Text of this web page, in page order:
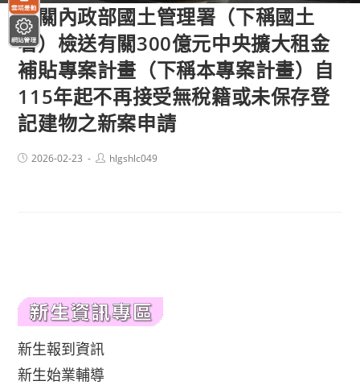
有關內政部國土管理署（下稱國土
署）檢送有關300億元中央擴大租金
補貼專案計畫（下稱本專案計畫）自
115年起不再接受無稅籍或未保存登
記建物之新案申請
Post2026-02-23
Posthlgshlc049
新生報到資訊
新生始業輔導